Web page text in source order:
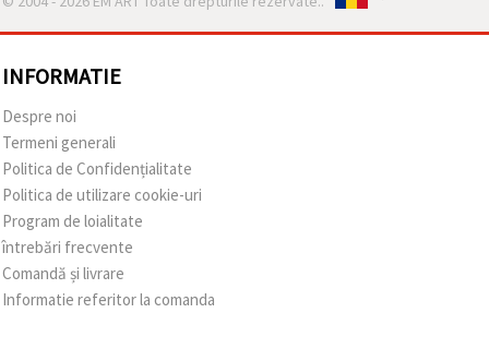
INFORMATIE
Despre noi
Termeni generali
Politica de Confidențialitate
Politica de utilizare cookie-uri
Program de loialitate
întrebări frecvente
Comandă și livrare
Informatie referitor la comanda